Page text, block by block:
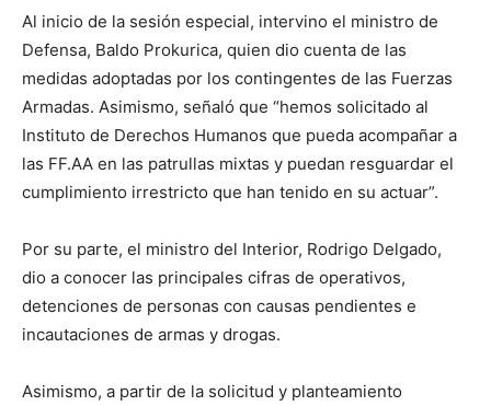
Al inicio de la sesión especial, intervino el ministro de
Defensa, Baldo Prokurica, quien dio cuenta de las
medidas adoptadas por los contingentes de las Fuerzas
Armadas. Asimismo, señaló que “hemos solicitado al
Instituto de Derechos Humanos que pueda acompañar a
las FF.AA en las patrullas mixtas y puedan resguardar el
cumplimiento irrestricto que han tenido en su actuar”.
Por su parte, el ministro del Interior, Rodrigo Delgado,
dio a conocer las principales cifras de operativos,
detenciones de personas con causas pendientes e
incautaciones de armas y drogas.
Asimismo, a partir de la solicitud y planteamiento